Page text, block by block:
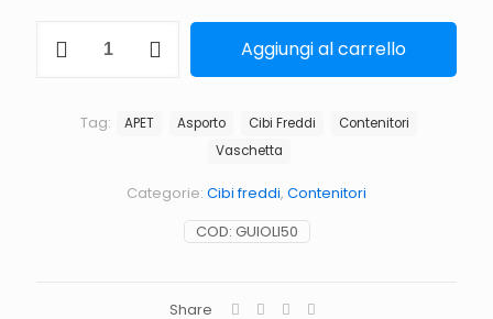
Aggiungi al carrello
COD: GUIOLI50
Categorie: Cibi freddi, Contenitori
Tag: APET Asporto Cibi Freddi
Contenitori
Vaschetta
Share